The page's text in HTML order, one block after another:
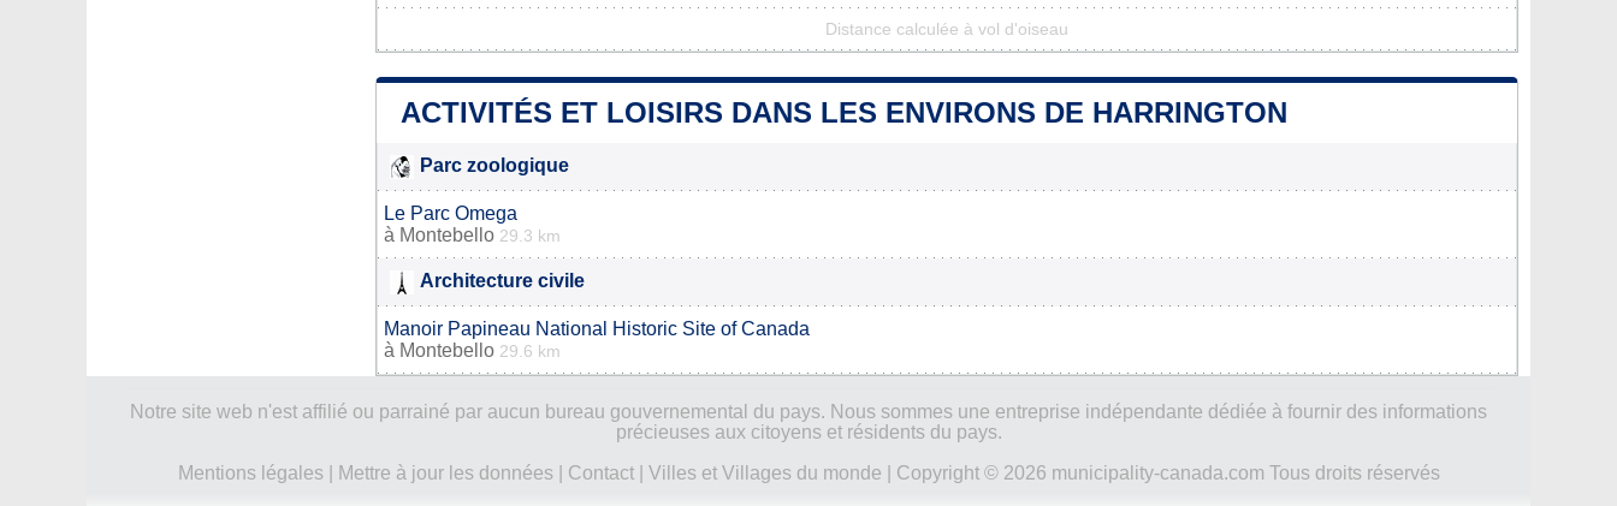
Distance calculée à vol d'oiseau
ACTIVITÉS ET LOISIRS DANS LES ENVIRONS DE HARRINGTON
Parc zoologique
Le Parc Omega
à Montebello 29.3 km
Architecture civile
Manoir Papineau National Historic Site of Canada
à Montebello 29.6 km
Notre site web n'est affilié ou parrainé par aucun bureau gouvernemental du pays. Nous sommes une entreprise indépendante dédiée à fournir des informations
précieuses aux citoyens et résidents du pays.
Mentions légales| Mettre à jour les données| Contact| Villes et Villages du monde | Copyright © 2026 municipality-canada.com Tous droits réservés